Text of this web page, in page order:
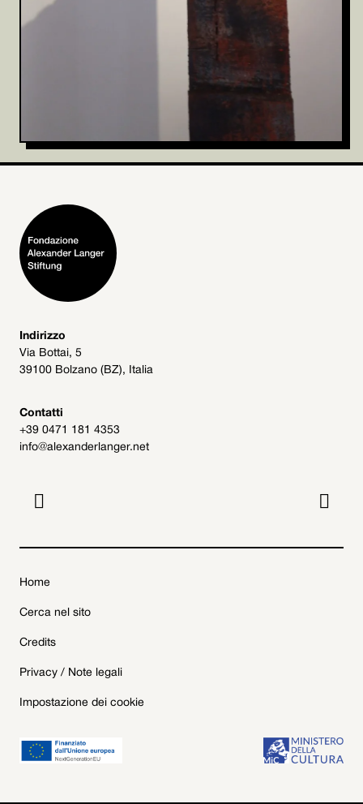
Indirizzo
Via Bottai, 5
39100 Bolzano (BZ), Italia
Contatti
+39 0471 181 4353
info@alexanderlanger.net
 
Home
Cerca nel sito
Credits
Privacy / Note legali
Impostazione dei cookie